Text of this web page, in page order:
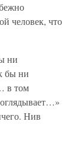
человек, что
ни
бы ни
в том
Нив